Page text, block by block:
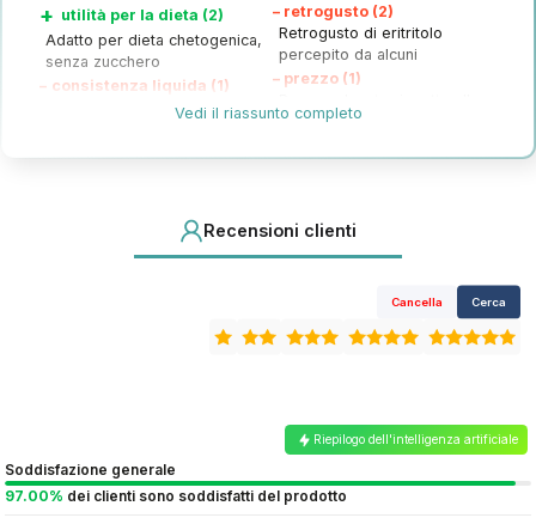
+ utilità per la dieta (2)
Adatto per dieta chetogenica,
senza zucchero
– consistenza liquida (1)
Consistenza liquida come
– retrogusto (2)
Retrogusto di eritritolo
percepito da alcuni
– prezzo (1)
quantità e qualità
Vedi il riassunto completo
Recensioni clienti
Cancella Cerca
Riepilogo dell'intelligenza artificiale
Soddisfazione generale
97.00% dei clienti sono soddisfatti del prodotto